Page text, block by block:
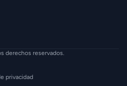
derechos reservados.
privacidad